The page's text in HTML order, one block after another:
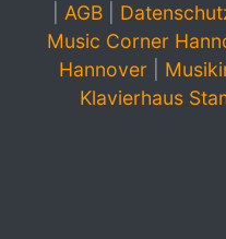
AGB
Music Corner
Hannover
Klavierhaus